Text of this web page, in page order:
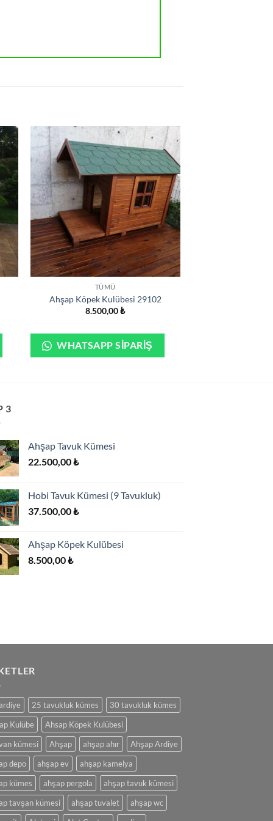
to
Add to
wishlist
TÜMÜ
Ahşap Köpek Kulübesi 29102
8.500,00₺
WHATSAPP SIPARIŞ
3
Ahşap Tavuk Kümesi
22.500,00₺
Hobi Tavuk Kümesi (9 Tavukluk)
37.500,00₺
Ahşap Köpek Kulübesi
8.500,00₺
25 tavukluk kümes
30 tavukluk kümes
Kulübe
Ahsap Köpek Kulübesi
kümesi
Ahşap ahşap ahır
Ahşap Ardiye
depo
ahşap ev
ahşap kamelya
kümes
ahşap pergola
ahşap tavuk kümesi
tavşan kümesi
ahşap tuvalet
ahşap wc